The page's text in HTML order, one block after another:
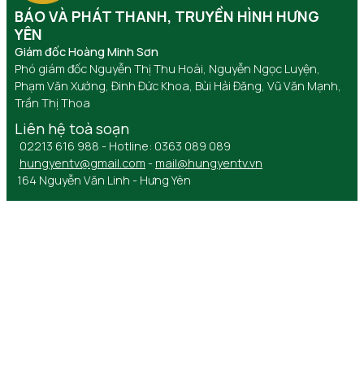
BÁO VÀ PHÁT THANH, TRUYỀN HÌNH HƯNG
YÊN
Giám đốc Hoàng Minh Sơn
Phó giám đốc Nguyễn Thị Thu Hoài, Nguyễn Ngọc Luyện,
Phạm Văn Xướng, Đinh Đức Khoa, Bùi Hải Đăng, Vũ Văn Mạnh,
Trần Thị Thoa
Liên hệ toà soạn
02213 616 988 - Hotline: 0363 089 089
hungyentv@gmail.com - mail@hungyentv.vn
164 Nguyễn Văn Linh - Hưng Yên